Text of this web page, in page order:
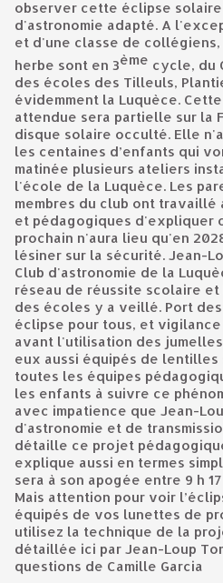
observer cette éclipse
d'astronomie adapté. A
et d'une classe de
herbe sont en 3ème cycle, du
des écoles des Tilleuls,
évidemment la Luquèce.
attendue sera partielle sur la
disque solaire occulté. Elle
les centaines d’enfants qui
matinée plusieurs ateliers
l'école de la Luquèce. Les
membres du club ont travaillé
et pédagogiques d'expliquer
prochain n'aura lieu qu'en
lésiner sur la sécurité. Jean-
Club d'astronomie de la
réseau de réussite scolaire
des écoles y a veillé. Port
éclipse pour tous, et
avant l'utilisation des
eux aussi équipés de lentilles
toutes les équipes
les enfants à suivre ce
avec impatience que Jean-
d'astronomie et de
détaille ce projet
explique aussi en termes
sera à son apogée entre 9 h
Mais attention pour voir
équipés de vos lunettes de
utilisez la technique de la
détaillée ici par Jean-Loup
questions de Camille Garcia